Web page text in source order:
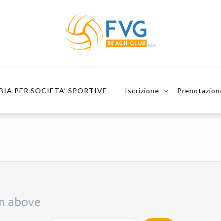
PER SOCIETA’ SPORTIVE Iscrizione
above